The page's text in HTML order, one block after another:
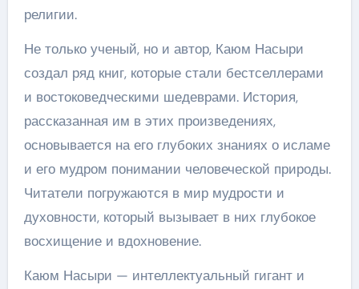
религии.
Не только ученый, но и автор, Каюм Насыри
создал ряд книг, которые стали бестселлерами
и востоковедческими шедеврами. История,
рассказанная им в этих произведениях,
основывается на его глубоких знаниях о исламе
и его мудром понимании человеческой природы.
Читатели погружаются в мир мудрости и
духовности, который вызывает в них глубокое
восхищение и вдохновение.
Каюм Насыри — интеллектуальный гигант и